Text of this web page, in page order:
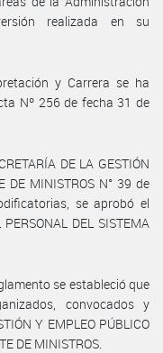
realizada en su
y Carrera se ha
Nº 256 de fecha 31 de
DE LA GESTIÓN
DE MINISTROS N° 39 de
se aprobó el
DEL SISTEMA
se estableció que
convocados y
Y EMPLEO PÚBLICO
DE MINISTROS.